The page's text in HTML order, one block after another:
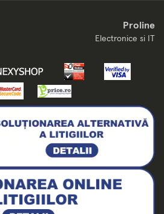
Proline
Electronice si IT